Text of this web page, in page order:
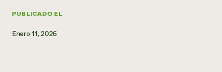
PUBLICADO EL
Enero 11, 2026